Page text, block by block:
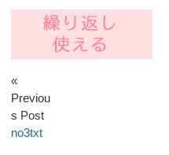
«
Previou
s Post
no3txt